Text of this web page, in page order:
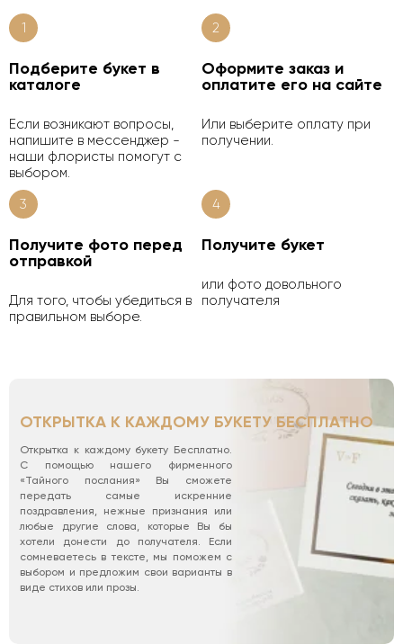
1
Подберите букет в
каталоге
Если возникают вопросы,
напишите в мессенджер -
наши флористы помогут с
выбором.
2
Оформите заказ и
оплатите его на сайте
Или выберите оплату при
получении.
3
Получите фото перед
отправкой
Для того, чтобы убедиться в
правильном выборе.
4
Получите букет
или фото довольного
получателя
ОТКРЫТКА К КАЖДОМУ БУКЕТУ БЕСПЛАТНО
Открытка к каждому букету Бесплатно.
С помощью нашего фирменного
«Тайного послания» Вы сможете
передать самые искренние
поздравления, нежные признания или
любые другие слова, которые Вы бы
хотели донести до получателя. Если
сомневаетесь в тексте, мы поможем с
выбором и предложим свои варианты в
виде стихов или прозы.